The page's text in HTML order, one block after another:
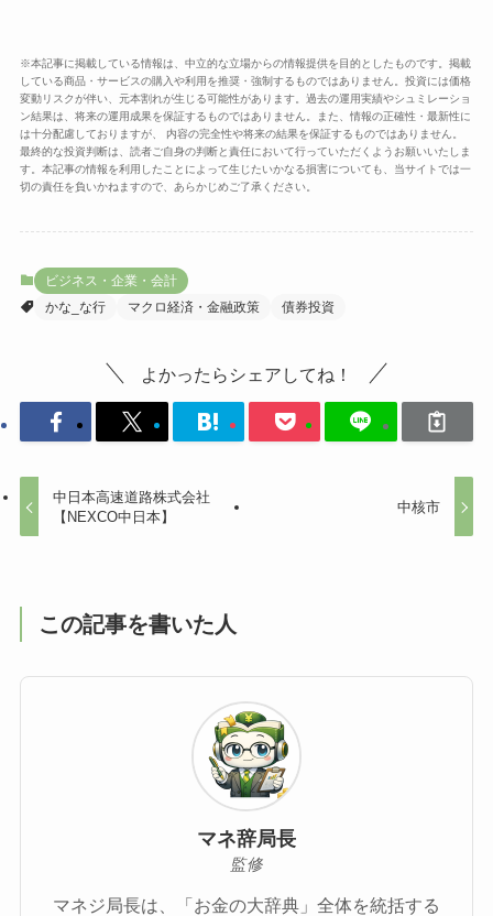
※本記事に掲載している情報は、中立的な立場からの情報提供を目的としたものです。掲載
している商品・サービスの購入や利用を推奨・強制するものではありません。投資には価格
変動リスクが伴い、元本割れが生じる可能性があります。過去の運用実績やシュミレーショ
ン結果は、将来の運用成果を保証するものではありません。また、情報の正確性・最新性に
は十分配慮しておりますが、 内容の完全性や将来の結果を保証するものではありません。
最終的な投資判断は、読者ご自身の判断と責任において行っていただくようお願いいたしま
す。本記事の情報を利用したことによって生じたいかなる損害についても、当サイトでは一
切の責任を負いかねますので、あらかじめご了承ください。
ビジネス・企業・会計
かな_な行
マクロ経済・金融政策 債券投資
よかったらシェアしてね！
中日本高速道路株式会社
【NEXCO中日本】
中核市
この記事を書いた人
マネ辞局長
監修
マネジ局長は、「お金の大辞典」全体を統括する